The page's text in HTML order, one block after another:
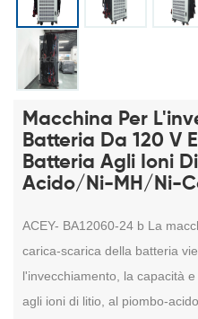
Macchina Per
Batteria Da 120 V
Batteria Agli Ioni
Acido/Ni-MH/Ni-
ACEY- BA12060-24 b La
carica-scarica della batteria
l'invecchiamento, la capacità
agli ioni di litio, al piombo-